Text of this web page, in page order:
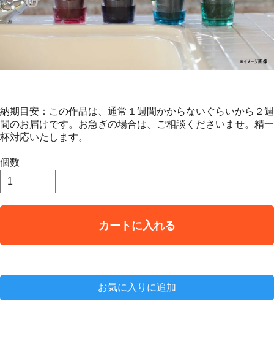
納期目安：この作品は、通常１週間かからないぐらいから２週
間のお届けです。お急ぎの場合は、ご相談くださいませ。精一
杯対応いたします。
個数
カートに入れる
お気に入りに追加